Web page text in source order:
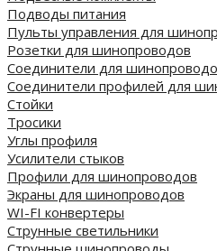
Подводы питания
Пульты управления для
Розетки для шинопроводов
Соединители для
Соединители профилей для
Стойки
Тросики
Углы профиля
Усилители стыков
Профили для шинопроводов
Экраны для шинопроводов
WI-FI конвертеры
Струнные светильники